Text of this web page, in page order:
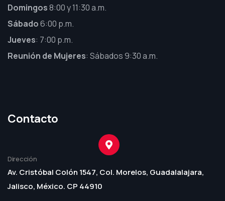
Domingos8:00 y 11:30 a.m.
Sábado6:00 p.m.
Jueves: 7:00 p.m.
Reunión de Mujeres: Sábados 9:30 a.m.
Contacto
Dirección
Av. Cristóbal Colón 1547, Col. Morelos, Guadalalajara,
Jalisco, México. CP 44910